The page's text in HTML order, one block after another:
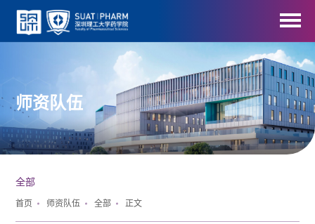
师资队伍
全部
首页 师资队伍 全部 正文